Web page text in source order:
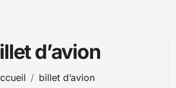
d’avion
billet d’avion